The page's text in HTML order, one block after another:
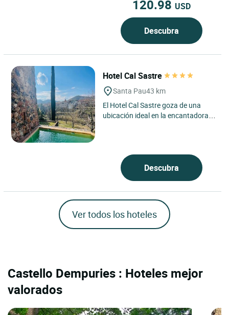
120.98 USD
Descubra
Hotel Cal Sastre
Santa Pau43 km
El Hotel Cal Sastre goza de una
ubicación ideal en la encantadora
Descubra
Ver todos los hoteles
Castello Dempuries : Hoteles mejor
valorados